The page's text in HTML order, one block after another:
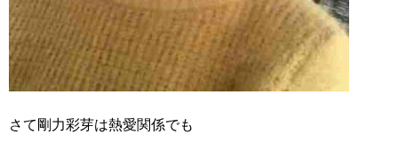
さて剛力彩芽は熱愛関係でも